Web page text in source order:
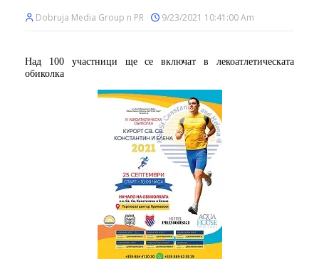
Dobruja Media Group n PR 9/23/2021 10:41:00 Am
Над 100 участници ще се включат в лекоатлетическата
обиколка